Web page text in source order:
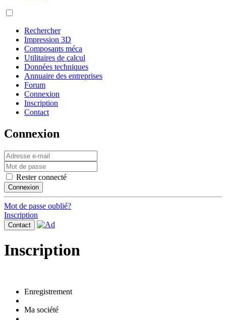
Rechercher
Impression 3D
Composants méca
Utilitaires de calcul
Données techniques
Annuaire des entreprises
Forum
Connexion
Inscription
Contact
Connexion
Rester connecté
Connexion
Mot de passe oublié?
Inscription
Contact
Inscription
Enregistrement
Ma société